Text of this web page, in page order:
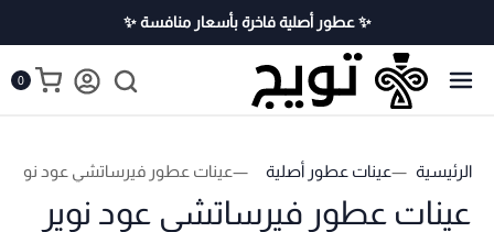
✨ عطور أصلية فاخرة بأسعار منافسة ✨
0
الرئيسية عينات عطور أصلية عينات عطور فيرساتشي عود نوير
عينات عطور فيرساتشي عود نوير